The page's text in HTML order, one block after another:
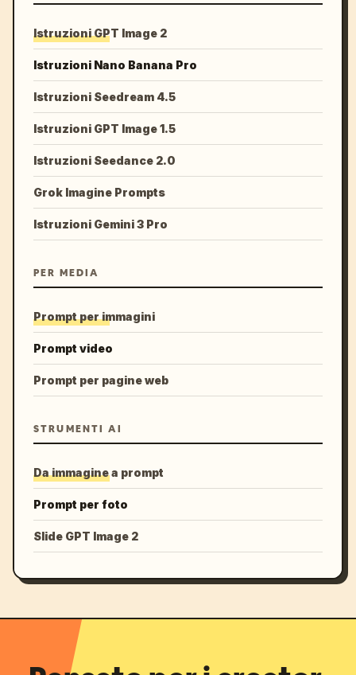
Istruzioni GPT Image 2
Istruzioni Nano Banana Pro
Istruzioni Seedream 4.5
Istruzioni GPT Image 1.5
Istruzioni Seedance 2.0
Grok Imagine Prompts
Istruzioni Gemini 3 Pro
PER MEDIA
Prompt per immagini
Prompt video
Prompt per pagine web
STRUMENTI AI
Da immagine a prompt
Prompt per foto
Slide GPT Image 2